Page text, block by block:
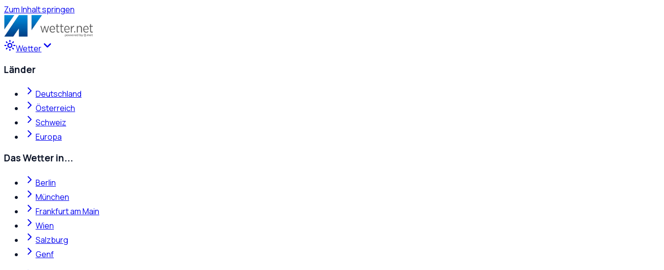
Zum Inhalt springen
Wetter
Länder
Deutschland
Österreich
Schweiz
Europa
Das Wetter in...
Berlin
München
Frankfurt am Main
Wien
Salzburg
Genf